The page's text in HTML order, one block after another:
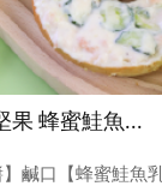
顆檸檬汁+10cc
④ 將全部東西打
了!!雪酪與冰淇淋
的熱量比較低之
果冰，熱量較低。
醒 ➊ 鳳梨和荔枝
威士忌酒是提香
果 蜂蜜鮭魚...
鹹口【蜂蜜鮭魚